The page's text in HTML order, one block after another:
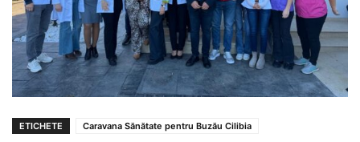
ETICHETE Caravana Sănătate pentru Buzău Cilibia